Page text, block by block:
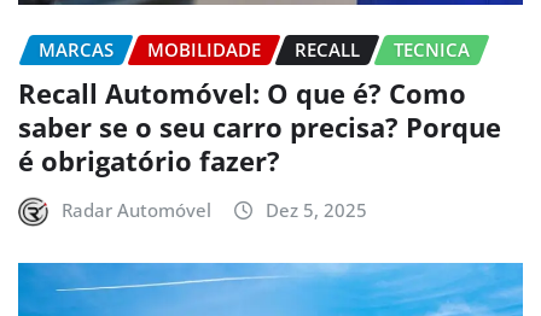
MARCAS MOBILIDADE RECALL TECNICA
Recall Automóvel: O que é? Como
saber se o seu carro precisa? Porque
é obrigatório fazer?
Radar Automóvel Dez 5, 2025